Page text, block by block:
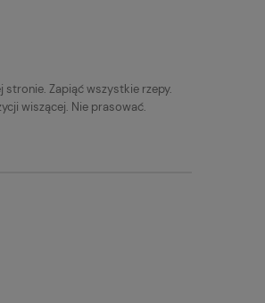
stronie. Zapiąć wszystkie rzepy.
wiszącej. Nie prasować.